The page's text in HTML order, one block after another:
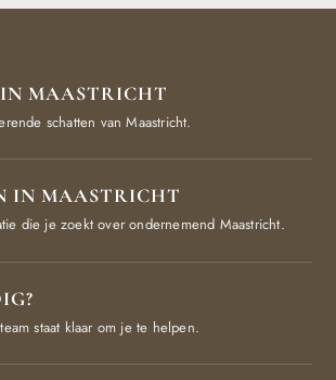
MAASTRICHT
schatten van Maastricht.
IN MAASTRICHT
die je zoekt over ondernemend Maastricht.
staat klaar om je te helpen.